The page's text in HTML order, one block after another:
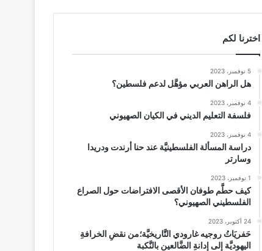
اخترنا لكم
5 نوفمبر، 2023
هل الراهن العربي مؤهَّل لدعم فلسطين؟
4 نوفمبر، 2023
فلسفة التعليم الديني في الكيان الصهيوني
4 نوفمبر، 2023
دراسة المسألة الفلسطينيَّة عند حنا أرندت ودريدا
وسارتر
1 نوفمبر، 2023
كيف حطَّم طوفان الأقصى الافتراضات حول الصراع
الفلسطيني الصهيوني؟
24 أكتوبر، 2023
حَفريَاتُ روجيه غارودي التَّاريخيَّة؛من نقضِ الخرافةِ
اليهوديَّة إلى إدانةِ الضَّالعين بالنَّكبة